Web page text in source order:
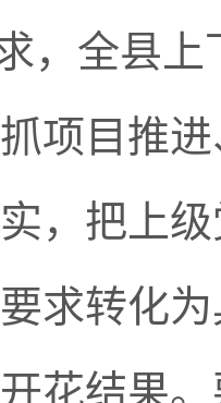
，全县
项目推
，把上
求转化
花结果